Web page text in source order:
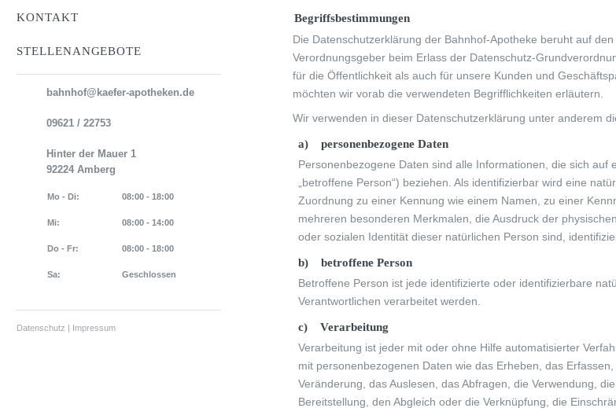
Begriffsbestimmungen
Die Datenschutzerklärung der Bahnhof-Apotheke beruht auf
Verordnungsgeber beim Erlass der Datenschutz-
für die Öffentlichkeit als auch für unsere Kunden und
möchten wir vorab die verwendeten Begrifflichkeiten erläutern.
Wir verwenden in dieser Datenschutzerklärung unter anderem
a) personenbezogene Daten
Personenbezogene Daten sind alle Informationen, die sich
„betroffene Person“) beziehen. Als identifizierbar wird eine
Zuordnung zu einer Kennung wie einem Namen, zu einer
mehreren besonderen Merkmalen, die Ausdruck der
oder sozialen Identität dieser natürlichen Person sind,
b) betroffene Person
Betroffene Person ist jede identifizierte oder identifizierbare
Verantwortlichen verarbeitet werden.
c) Verarbeitung
Verarbeitung ist jeder mit oder ohne Hilfe automatisierter
mit personenbezogenen Daten wie das Erheben, das
Veränderung, das Auslesen, das Abfragen, die Verwendung,
Bereitstellung, den Abgleich oder die Verknüpfung, die
KONTAKT
STELLENANGEBOTE
bahnhof@kaefer-apotheken.de
09621 / 22753
Hinter der Mauer 1
92224 Amberg
Mo - Di: 08:00 - 18:00
Mi: 08:00 - 14:00
Do - Fr: 08:00 - 18:00
Sa: Geschlossen
Datenschutz | Impressum